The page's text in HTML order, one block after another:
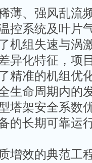
薄、强风乱流
控系统及叶片
机组失速与涡
异化特征，项
精准的机组优
生命周期内的
塔架安全系数
的长期可靠运
增效的典范工